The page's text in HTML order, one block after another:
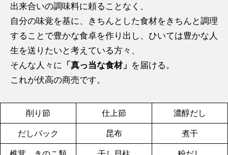
出来合いの調味料に頼ることなく、
自分の味覚を基に、きちんとした食材をきちんと調理
することで豊かな食卓を作り出し、ひいては豊かな人
生を送りたいと考えている方々、
そんな人々に 「真っ当な食材」 を届ける。
これが伏高の商売です。
削り節 仕上節 濃醇だし
だしパック 昆布 煮干